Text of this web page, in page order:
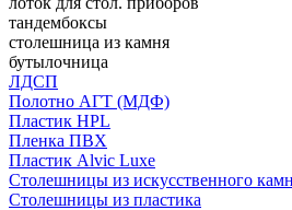
тандембоксы
столешница из камня
бутылочница
ЛДСП
Полотно АГТ (МДФ)
Пластик HPL
Пленка ПВХ
Пластик Alvic Luxe
Столешницы из искусственного
Столешницы из пластика